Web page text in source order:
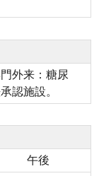
外来：糖尿
認施設。
午後